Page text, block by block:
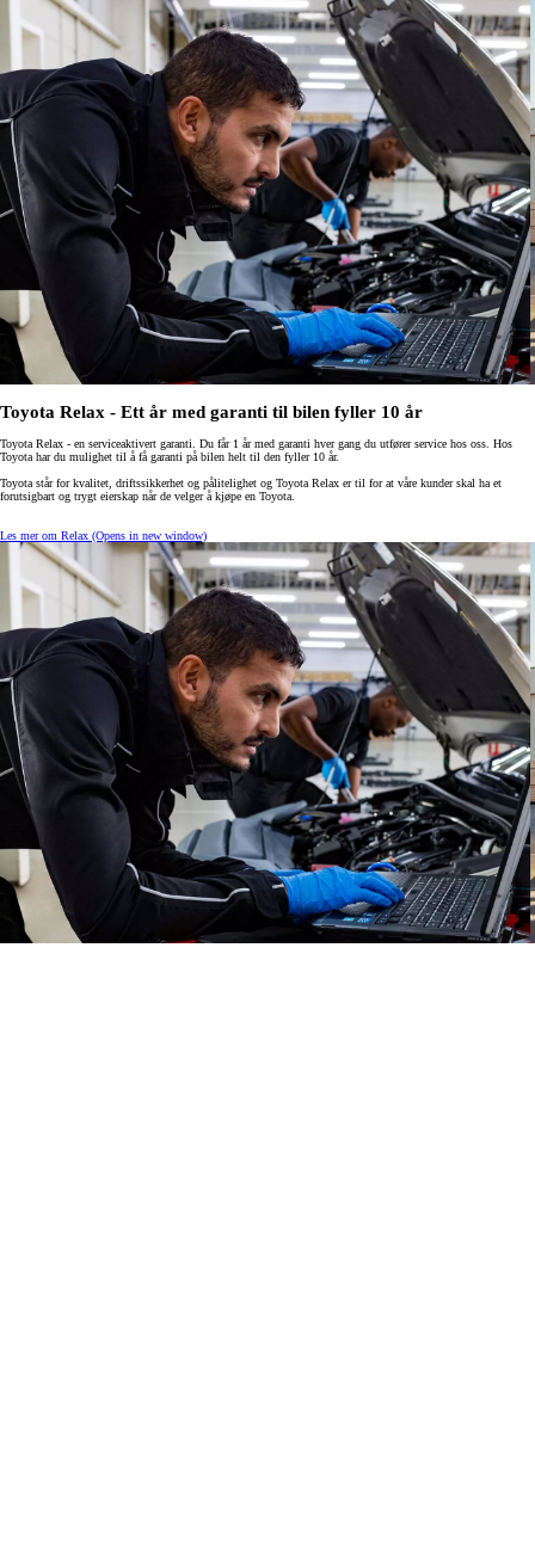
Toyota Relax - Ett år med garanti til bilen fyller 10 år
Toyota Relax - en serviceaktivert garanti. Du får 1 år med garanti hver gang du utfører service hos oss. Hos
Toyota har du mulighet til å få garanti på bilen helt til den fyller 10 år.
Toyota står for kvalitet, driftssikkerhet og pålitelighet og Toyota Relax er til for at våre kunder skal ha et
forutsigbart og trygt eierskap når de velger å kjøpe en Toyota.
Les mer om Relax (Opens in new window)